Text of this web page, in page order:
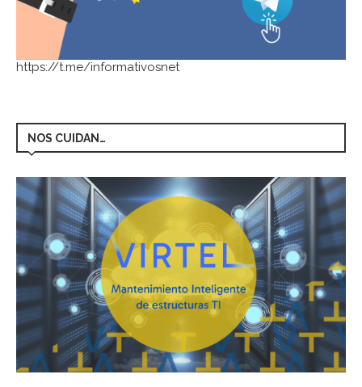
https://t.me/informativosnet
NOS CUIDAN…